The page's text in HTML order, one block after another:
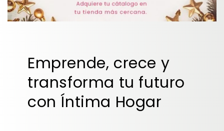
Emprende, crece y
transforma tu futuro
con Íntima Hogar